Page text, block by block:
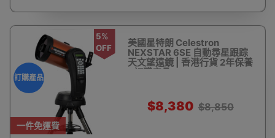
一件免運費
訂購產品
5%
OFF
美國星特朗 Celestron
NEXSTAR 6SE 自動尋星跟踪
天文望遠鏡 | 香港行貨 2年保養
- 訂購產品
$8,380 $8,850